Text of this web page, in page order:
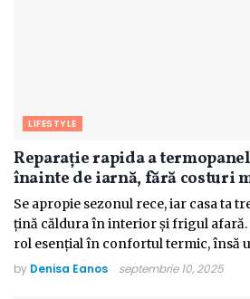
LIFESTYLE
Reparație rapida a
înainte de iarnă, fără costuri
Se apropie sezonul rece, iar casa ta
țină căldura în interior și frigul afară.
rol esențial în confortul termic, însă
by Denisa Eanos septembrie 10, 2025